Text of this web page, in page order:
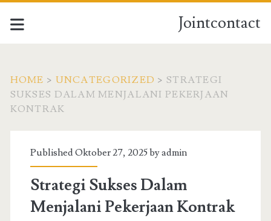
Jointcontact
HOME > UNCATEGORIZED >STRATEGI
SUKSES DALAM MENJALANI PEKERJAAN
KONTRAK
Published Oktober 27, 2025 byadmin
Strategi Sukses Dalam
Menjalani Pekerjaan Kontrak